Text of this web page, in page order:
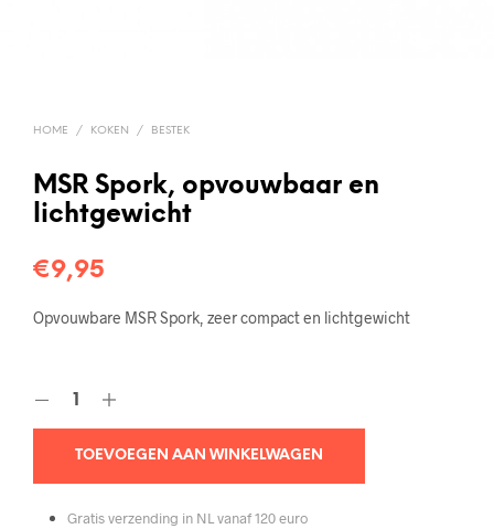
HOME / KOKEN / BESTEK
MSR Spork, opvouwbaar en
lichtgewicht
€9,95
Opvouwbare MSR Spork, zeer compact en lichtgewicht
TOEVOEGEN AAN WINKELWAGEN
Gratis verzending in NL vanaf 120 euro